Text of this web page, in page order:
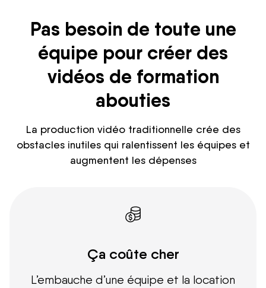
Pas besoin de toute une
équipe pour créer des
vidéos de formation
abouties
La production vidéo traditionnelle crée des
obstacles inutiles qui ralentissent les équipes et
augmentent les dépenses
Ça coûte cher
L’embauche d’une équipe et la location